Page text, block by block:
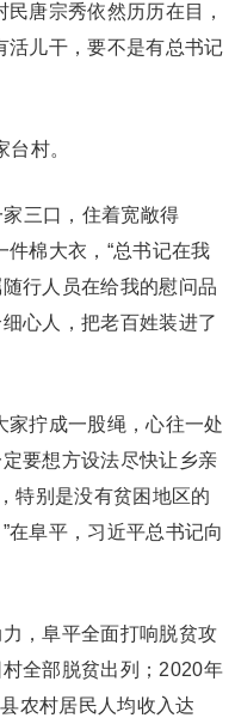
唐宗秀依然历历在目，
活儿干，要不是有总书记
村。
三口，住着宽敞得
件棉大衣，“总书记在我
行人员在给我的慰问品
心人，把老百姓装进了
家拧成一股绳，心往一处
要想方设法尽快让乡亲
特别是没有贫困地区的
在阜平，习近平总书记向
，阜平全面打响脱贫攻
全部脱贫出列；2020年
农村居民人均收入达